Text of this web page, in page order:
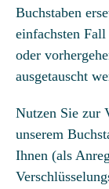
Buchstaben
einfachsten
oder
ausgetauscht
Nutzen Sie zur
unserem
Ihnen (als